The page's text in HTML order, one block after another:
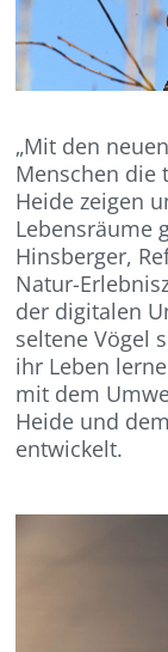
„Mit den
Menschen die
Heide zeigen
Lebensräume
Hinsberger,
Natur-
der digitalen
seltene Vögel
ihr Leben
mit dem
Heide und
entwickelt.